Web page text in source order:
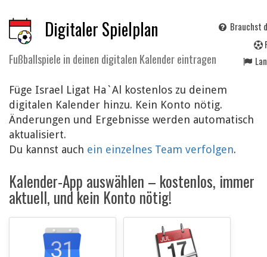
Digitaler Spielplan
Fußballspiele in deinen digitalen Kalender eintragen
Brauchst
Füge Israel Ligat Ha`Al kostenlos zu deinem
digitalen Kalender hinzu. Kein Konto nötig.
Änderungen und Ergebnisse werden automatisch
aktualisiert.
Du kannst auch ein einzelnes Team verfolgen.
Kalender-App auswählen – kostenlos, immer
aktuell, und kein Konto nötig!